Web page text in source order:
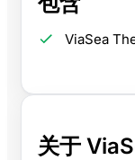
ViaSea
关于